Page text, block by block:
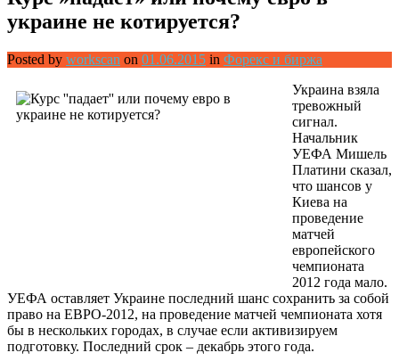
украине не котируется?
Posted by workscan on 01.06.2015 in Форекс и биржа
Украина взяла
тревожный
сигнал.
Начальник
УЕФА Мишель
Платини сказал,
что шансов у
Киева на
проведение
матчей
европейского
чемпионата
2012 года мало.
УЕФА оставляет Украине последний шанс сохранить за собой
право на ЕВРО-2012, на проведение матчей чемпионата хотя
бы в нескольких городах, в случае если активизируем
подготовку. Последний срок – декабрь этого года.